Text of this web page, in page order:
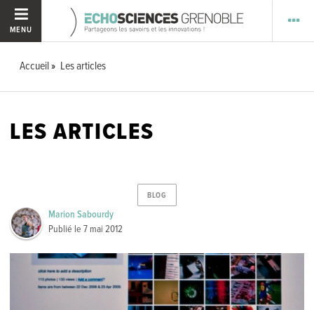
MENU
Accueil Les articles
LES ARTICLES
BLOG
Marion Sabourdy
Publié le7 mai 2012